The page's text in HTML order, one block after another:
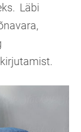
Läbi